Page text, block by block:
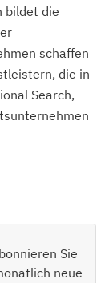
bildet die
schaffen
die in
Search,
Sie
neue